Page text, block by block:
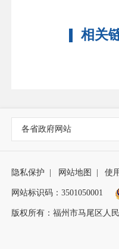
相关
各省政府网站
隐私保护 网站地图 使
网站标识码：3501050001
版权所有：福州市马尾区人